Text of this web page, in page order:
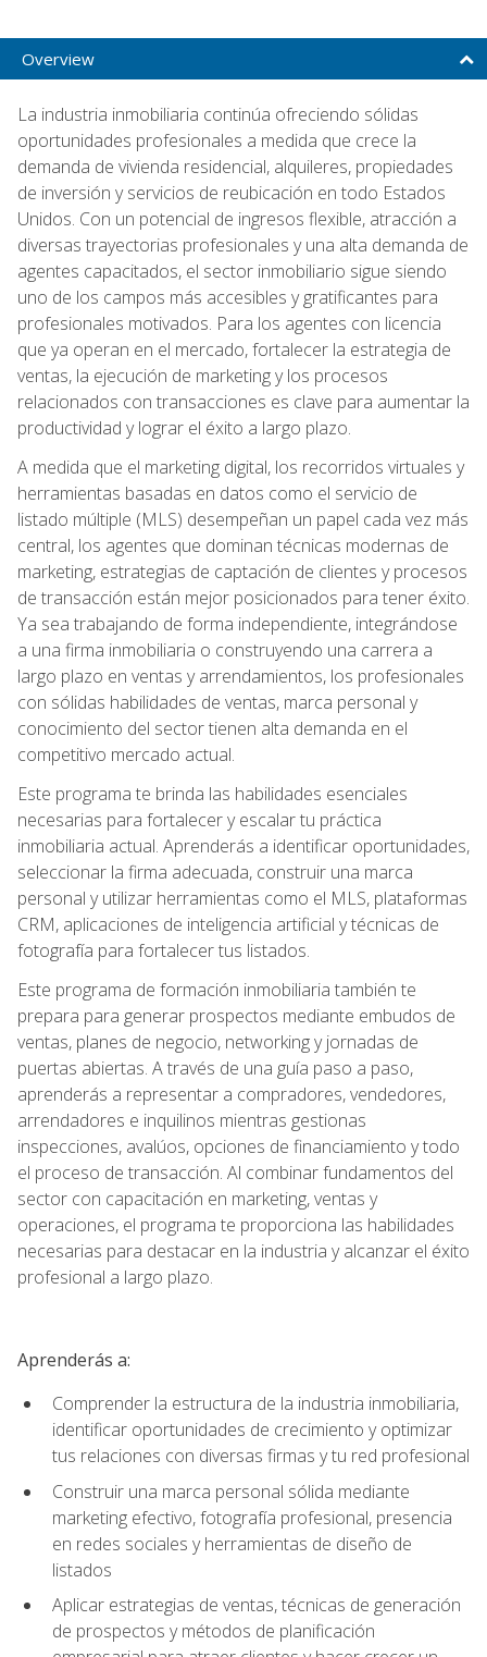
Overview
La industria inmobiliaria continúa ofreciendo sólidas
oportunidades profesionales a medida que crece la
demanda de vivienda residencial, alquileres, propiedades
de inversión y servicios de reubicación en todo Estados
Unidos. Con un potencial de ingresos flexible, atracción a
diversas trayectorias profesionales y una alta demanda de
agentes capacitados, el sector inmobiliario sigue siendo
uno de los campos más accesibles y gratificantes para
profesionales motivados. Para los agentes con licencia
que ya operan en el mercado, fortalecer la estrategia de
ventas, la ejecución de marketing y los procesos
relacionados con transacciones es clave para aumentar la
productividad y lograr el éxito a largo plazo.
A medida que el marketing digital, los recorridos virtuales y
herramientas basadas en datos como el servicio de
listado múltiple (MLS) desempeñan un papel cada vez más
central, los agentes que dominan técnicas modernas de
marketing, estrategias de captación de clientes y procesos
de transacción están mejor posicionados para tener éxito.
Ya sea trabajando de forma independiente, integrándose
a una firma inmobiliaria o construyendo una carrera a
largo plazo en ventas y arrendamientos, los profesionales
con sólidas habilidades de ventas, marca personal y
conocimiento del sector tienen alta demanda en el
competitivo mercado actual.
Este programa te brinda las habilidades esenciales
necesarias para fortalecer y escalar tu práctica
inmobiliaria actual. Aprenderás a identificar oportunidades,
seleccionar la firma adecuada, construir una marca
personal y utilizar herramientas como el MLS, plataformas
CRM, aplicaciones de inteligencia artificial y técnicas de
fotografía para fortalecer tus listados.
Este programa de formación inmobiliaria también te
prepara para generar prospectos mediante embudos de
ventas, planes de negocio, networking y jornadas de
puertas abiertas. A través de una guía paso a paso,
aprenderás a representar a compradores, vendedores,
arrendadores e inquilinos mientras gestionas
inspecciones, avalúos, opciones de financiamiento y todo
el proceso de transacción. Al combinar fundamentos del
sector con capacitación en marketing, ventas y
operaciones, el programa te proporciona las habilidades
necesarias para destacar en la industria y alcanzar el éxito
profesional a largo plazo.
Aprenderás a:
Comprender la estructura de la industria inmobiliaria,
identificar oportunidades de crecimiento y optimizar
tus relaciones con diversas firmas y tu red profesional
Construir una marca personal sólida mediante
marketing efectivo, fotografía profesional, presencia
en redes sociales y herramientas de diseño de
listados
Aplicar estrategias de ventas, técnicas de generación
de prospectos y métodos de planificación